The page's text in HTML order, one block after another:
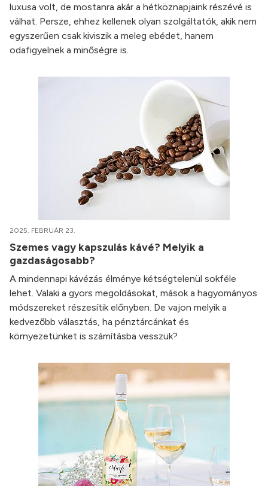
luxusa volt, de mostanra akár a hétköznapjaink részévé is
válhat. Persze, ehhez kellenek olyan szolgáltatók, akik nem
egyszerűen csak kiviszik a meleg ebédet, hanem
odafigyelnek a minőségre is.
2025. FEBRUÁR 23.
Szemes vagy kapszulás kávé? Melyik a
gazdaságosabb?
A mindennapi kávézás élménye kétségtelenül sokféle
lehet. Valaki a gyors megoldásokat, mások a hagyományos
módszereket részesítik előnyben. De vajon melyik a
kedvezőbb választás, ha pénztárcánkat és
környezetünket is számításba vesszük?